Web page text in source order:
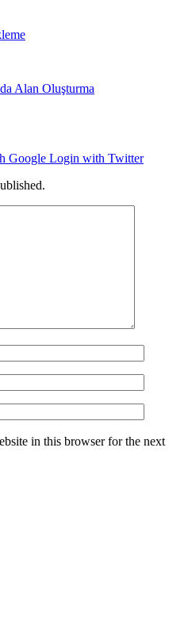
Alan Oluşturma
Google Login with Twitter
in this browser for the next